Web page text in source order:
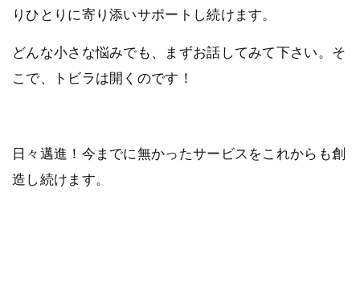
りひとりに寄り添いサポートし続けます。
どんな小さな悩みでも、まずお話してみて下さい。そ
こで、トビラは開くのです！
日々邁進！今までに無かったサービスをこれからも創
造し続けます。